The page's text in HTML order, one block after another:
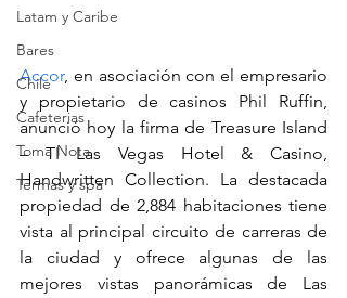
Latam y Caribe
Bares
Chile
Cafeterias
Toma Nota
Termas y spa
Accor, en asociación con el empresario
y propietario de casinos Phil Ruffin,
anunció hoy la firma de Treasure Island
– TI Las Vegas Hotel & Casino,
Handwritten Collection. La destacada
propiedad de 2,884 habitaciones tiene
vista al principal circuito de carreras de
la ciudad y ofrece algunas de las
mejores vistas panorámicas de Las